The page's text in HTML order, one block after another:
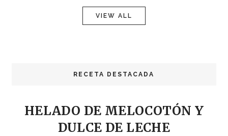
VIEW ALL
RECETA DESTACADA
HELADO DE MELOCOTÓN Y
DULCE DE LECHE